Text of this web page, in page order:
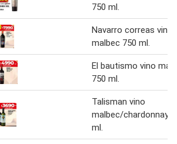
750 ml.
Navarro correas vino
malbec 750 ml.
El bautismo vino
750 ml.
Talisman vino
malbec/chardonnay
ml.